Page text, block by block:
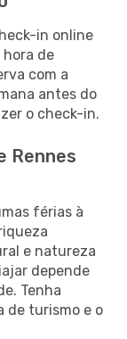
in online
de
com a
antes do
o check-in.
Rennes
férias à
e natureza
depende
Tenha
de turismo e o